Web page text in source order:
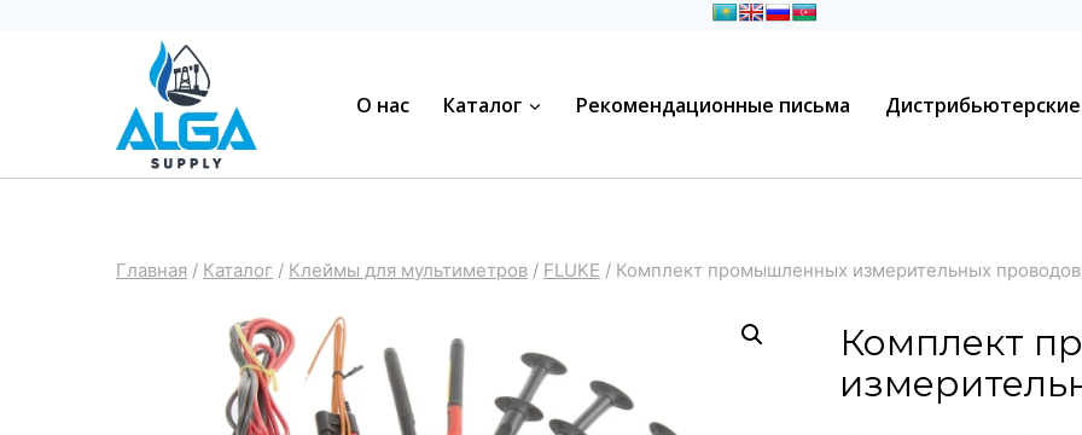
О нас Каталог Рекомендационные письма
Главная / Каталог / Клеймы для мультиметров / FLUKE / Комплект промышленных измерительных
Комплект